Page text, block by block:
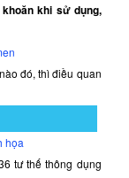
khi sử dụng,
đó, thì điều quan
họa
tư thế thông dụng